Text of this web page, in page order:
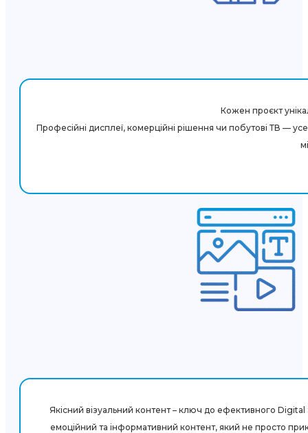
Кожен проєкт
Професійні дисплеї, комерційні рішення чи побутові ТВ —
Якісний візуальний контент – ключ до ефективного
емоційний та інформативний контент, який не просто